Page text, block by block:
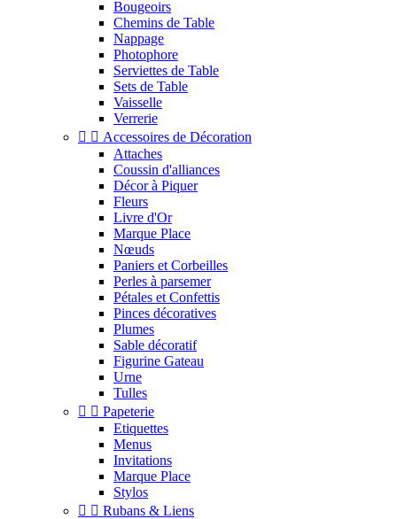
Bougeoirs
Chemins de Table
Nappage
Photophore
Serviettes de Table
Sets de Table
Vaisselle
Verrerie
  Accessoires de Décoration
Attaches
Coussin d'alliances
Décor à Piquer
Fleurs
Livre d'Or
Marque Place
Nœuds
Paniers et Corbeilles
Perles à parsemer
Pétales et Confettis
Pinces décoratives
Plumes
Sable décoratif
Figurine Gateau
Urne
Tulles
  Papeterie
Etiquettes
Menus
Invitations
Marque Place
Stylos
  Rubans & Liens